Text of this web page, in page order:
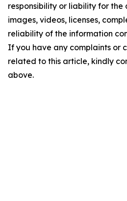
responsibility or liability for the
images, videos, licenses,
reliability of the information
If you have any complaints or
related to this article, kindly
above.